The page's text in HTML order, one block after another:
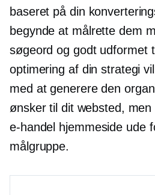
baseret på din
begynde at målrette dem
søgeord og godt udformet
optimering af din strategi
med at generere den
ønsker til dit websted,
e-handel hjemmeside ude
målgruppe.